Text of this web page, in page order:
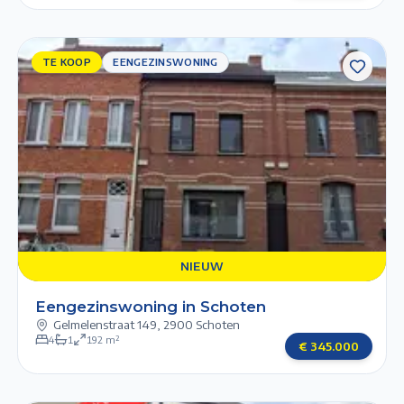
TE KOOP EENGEZINSWONING
NIEUW
TE KOOP
EENGEZINSWONING
Previous slide
Next slide
Eengezinswoning in Schoten
Gelmelenstraat 149 2900 Schoten
4 1 192 m² € 345.000